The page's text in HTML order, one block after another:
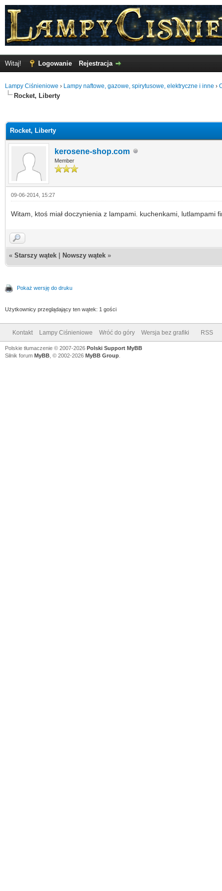
Witaj! Logowanie Rejestracja
Lampy Ciśnieniowe › Lampy naftowe, gazowe, spirytusowe, elektryczne i inne ›
Rocket, Liberty
Rocket, Liberty
kerosene-shop.com
Member
09-06-2014, 15:27
Witam, ktoś miał doczynienia z lampami. kuchenkami, lutlampami
« Starszy wątek Nowszy wątek »
Pokaż wersję do druku
Użytkownicy przeglądający ten wątek: 1 gości
Kontakt Lampy Ciśnieniowe Wróć do góry Wersja bez grafiki RSS
Polskie tłumaczenie © 2007-2026 Polski Support MyBB
Silnik forum MyBB , © 2002-2026 MyBB Group